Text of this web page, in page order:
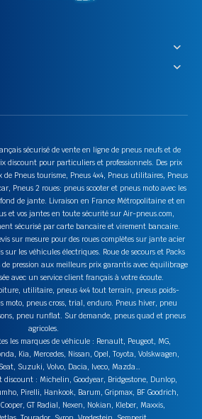
sécurisé de vente en ligne de pneus neufs et de
discount pour particuliers et professionnels. Des prix
Pneus tourisme, Pneus 4x4, Pneus utilitaires, Pneus
Pneus 2 roues: pneus scooter et pneus moto avec les
de jante. Livraison en France Métropolitaine et en
et vos jantes en toute sécurité sur Air-pneus.com,
sécurisé par carte bancaire et virement bancaire.
sur mesure pour des roues complètes sur jante acier
les véhicules électriques. Roue de secours et Packs
de pression aux meilleurs prix garantis avec équilibrage
avec un service client français à votre écoute.
utilitaire, pneus 4x4 tout terrain, pneus poids-
moto, pneus cross, trial, enduro. Pneus hiver, pneu
pneu runflat. Sur demande, pneus quad et pneus
agricoles.
les marques de véhicule : Renault, Peugeot, MG,
Kia, Mercedes, Nissan, Opel, Toyota, Volskwagen,
Suzuki, Volvo, Dacia, Iveco, Mazda…
: Michelin, Goodyear, Bridgestone, Dunlop,
Pirelli, Hankook, Barum, Gripmax, BF Goodrich,
GT Radial, Nexen, Nokian, Kleber, Maxxis,